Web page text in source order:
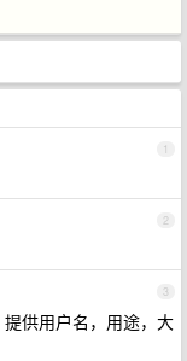
1
2
3
提供用户名，用途，大